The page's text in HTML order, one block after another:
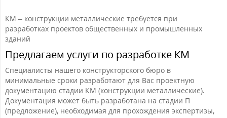
КМ – конструкции металлические требуется при
разработках проектов общественных и промышленных
зданий
Предлагаем услуги по разработке КМ
Специалисты нашего конструкторского бюро в
минимальные сроки разработают для Вас проектную
документацию стадии КМ (конструкции металлические).
Документация может быть разработана на стадии П
(предложение), необходимая для прохождения экспертизы,